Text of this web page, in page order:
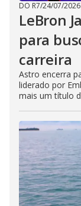
DO R7/24/07/2026
LeBron
para
carreira
Astro encerra
liderado por
mais um título